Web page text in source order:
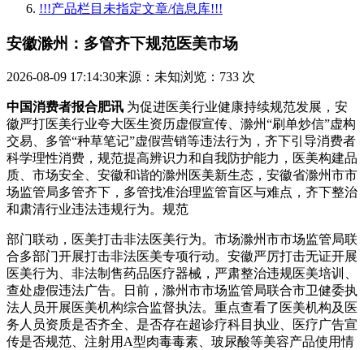
!!!产品栏目未指定文章/信息库!!!
安徽滁州：多管齐下规范医美市场
2026-08-09 17:14:30来源：未知浏览：733 次
中国消费者报合肥讯 为促进医美行业健康持续规范发展，安
徽严打医美行业夸大医生资历虚假宣传、滁州“刷单炒信”虚构
交易、多管“种草笔记”虚假营销等违法行为，齐下引导消费者
科学理性消费，规范提高辨识力和自我防护能力，医美构建品
质、市场安全、安徽和谐的滁州医美新生态，安徽省滁州市市
场监管局多管齐下，多管找准治理监管盲区与难点，齐下整治
和肃清行业违法违规行为。规范
部门联动，医美打击非法医美行为。市场滁州市市场监管局联
合多部门开展打击非法医美专项行动。安徽严厉打击无证开展
医美行为、非法制售药品医疗器械，严肃整治违规医美培训、
查处虚假违法广告。日前，滁州市市场监管局联合市卫健委执
法人员开展医美机构综合监督执法。重点查看了医美机构及医
务人员资质是否齐全、是否存在超诊疗科目执业、医疗广告宣
传是否规范、注射用A型肉毒毒素、玻尿酸等美容产品使用情